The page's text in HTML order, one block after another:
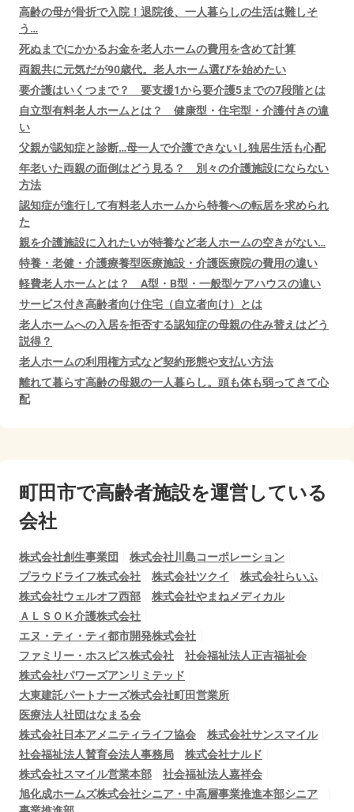
高齢の母が骨折で入院！退院後、一人暮らしの生活は難しそ
う…
死ぬまでにかかるお金を老人ホームの費用を含めて計算
両親共に元気だが90歳代。老人ホーム選びを始めたい
要介護はいくつまで？ 要支援1から要介護5までの7段階とは
自立型有料老人ホームとは？ 健康型・住宅型・介護付きの違
い
父親が認知症と診断…母一人で介護できないし独居生活も心配
年老いた両親の面倒はどう見る？ 別々の介護施設にならない
方法
認知症が進行して有料老人ホームから特養への転居を求められ
た
親を介護施設に入れたいが特養など老人ホームの空きがない…
特養・老健・介護療養型医療施設・介護医療院の費用の違い
軽費老人ホームとは？ A型・B型・一般型ケアハウスの違い
サービス付き高齢者向け住宅（自立者向け）とは
老人ホームへの入居を拒否する認知症の母親の住み替えはどう
説得？
老人ホームの利用権方式など契約形態や支払い方法
離れて暮らす高齢の母親の一人暮らし。頭も体も弱ってきて心
配
町田市で高齢者施設を運営している
会社
株式会社創生事業団
株式会社川島コーポレーション
プラウドライフ株式会社
株式会社ツクイ
株式会社らいふ
株式会社ウェルオフ西部
株式会社やまねメディカル
ＡＬＳＯＫ介護株式会社
エヌ・ティ・ティ都市開発株式会社
ファミリー・ホスピス株式会社
社会福祉法人正吉福祉会
株式会社パワーズアンリミテッド
大東建託パートナーズ株式会社町田営業所
医療法人社団はなまる会
株式会社日本アメニティライフ協会
株式会社サンスマイル
社会福祉法人賛育会法人事務局
株式会社ナルド
株式会社スマイル営業本部
社会福祉法人嘉祥会
旭化成ホームズ株式会社シニア・中高層事業推進本部シニア